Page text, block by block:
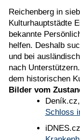
Reichenberg in
Kulturhauptstädte
bekannte
helfen. Deshalb
und bei
nach
dem historischen
Bilder vom
Schloss